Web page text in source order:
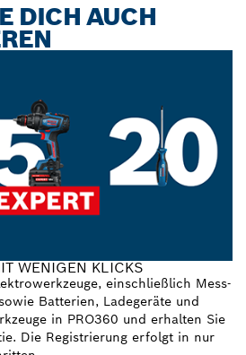
DICH AUCH
WENIGEN KLICKS
einschließlich Mess-
Batterien, Ladegeräte und
in PRO360 und erhalten Sie
Die Registrierung erfolgt in nur